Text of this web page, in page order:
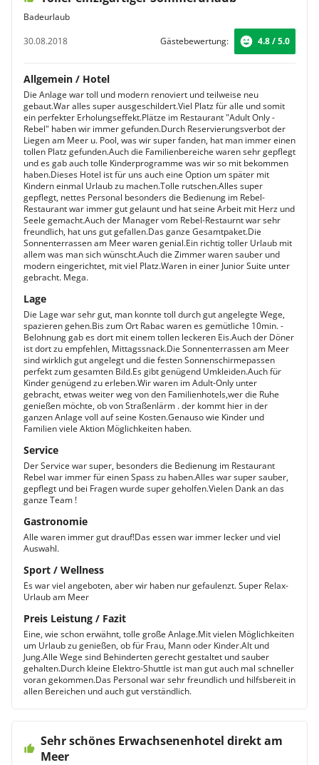
Badeurlaub
30.08.2018
Gästebewertung: 4.8 / 5.0
Allgemein / Hotel
Die Anlage war toll und modern renoviert und teilweise neu
gebaut.War alles super ausgeschildert.Viel Platz für alle und somit
ein perfekter Erholungseffekt.Plätze im Restaurant "Adult Only -
Rebel" haben wir immer gefunden.Durch Reservierungsverbot der
Liegen am Meer u. Pool, was wir super fanden, hat man immer einen
tollen Platz gefunden.Auch die Familienbereiche waren sehr gepflegt
und es gab auch tolle Kinderprogramme was wir so mit bekommen
haben.Dieses Hotel ist für uns auch eine Option um später mit
Kindern einmal Urlaub zu machen.Tolle rutschen.Alles super
gepflegt, nettes Personal besonders die Bedienung im Rebel-
Restaurant war immer gut gelaunt und hat seine Arbeit mit Herz und
Seele gemacht.Auch der Manager vom Rebel-Restaurnt war sehr
freundlich, hat uns gut gefallen.Das ganze Gesamtpaket.Die
Sonnenterrassen am Meer waren genial.Ein richtig toller Urlaub mit
allem was man sich wünscht.Auch die Zimmer waren sauber und
modern eingerichtet, mit viel Platz.Waren in einer Junior Suite unter
gebracht. Mega.
Lage
Die Lage war sehr gut, man konnte toll durch gut angelegte Wege,
spazieren gehen.Bis zum Ort Rabac waren es gemütliche 10min. -
Belohnung gab es dort mit einem tollen leckeren Eis.Auch der Döner
ist dort zu empfehlen, Mittagssnack.Die Sonnenterrassen am Meer
sind wirklich gut angelegt und die festen Sonnenschirmepassen
perfekt zum gesamten Bild.Es gibt genügend Umkleiden.Auch für
Kinder genügend zu erleben.Wir waren im Adult-Only unter
gebracht, etwas weiter weg von den Familienhotels,wer die Ruhe
genießen möchte, ob von Straßenlärm . der kommt hier in der
ganzen Anlage voll auf seine Kosten.Genauso wie Kinder und
Familien viele Aktion Möglichkeiten haben.
Service
Der Service war super, besonders die Bedienung im Restaurant
Rebel war immer für einen Spass zu haben.Alles war super sauber,
gepflegt und bei Fragen wurde super geholfen.Vielen Dank an das
ganze Team !
Gastronomie
Alle waren immer gut drauf!Das essen war immer lecker und viel
Auswahl.
Sport / Wellness
Es war viel angeboten, aber wir haben nur gefaulenzt. Super Relax-
Urlaub am Meer
Preis Leistung / Fazit
Eine, wie schon erwähnt, tolle große Anlage.Mit vielen Möglichkeiten
um Urlaub zu genießen, ob für Frau, Mann oder Kinder.Alt und
Jung.Alle Wege sind Behinderten gerecht gestaltet und sauber
gehalten.Durch kleine Elektro-Shuttle ist man gut auch mal schneller
voran gekommen.Das Personal war sehr freundlich und hilfsbereit in
allen Bereichen und auch gut verständlich.
Sehr schönes Erwachsenenhotel direkt am
Meer